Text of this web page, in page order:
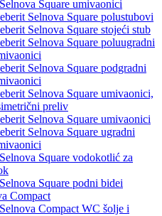
Square umivaonici
Selnova Square polustubovi
Selnova Square stojeći stub
Selnova Square poluugradni
Selnova Square podgradni
Selnova Square umivaonici,
preliv
Selnova Square umivaonici
Selnova Square ugradni
Square vodokotlić za
Square podni bidei
Compact
Compact WC šolje i